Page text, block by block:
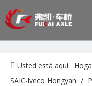
Usted está aquí:
SAIC-lveco Hongyan /